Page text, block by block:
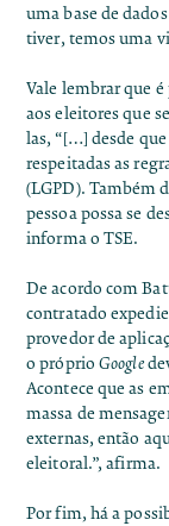
uma base de
tiver, temos uma
Vale lembrar que
aos eleitores que
las, “[…] desde
respeitadas as
(LGPD). Também
pessoa possa se
informa o TSE.
De acordo com
contratado
provedor de
o próprio Google
Acontece que as
massa de
externas, então
eleitoral.”, afirma.
Por fim, há a